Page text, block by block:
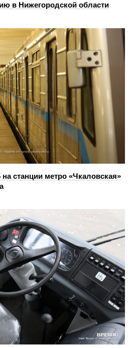
в Нижегородской области
станции метро «Чкаловская»